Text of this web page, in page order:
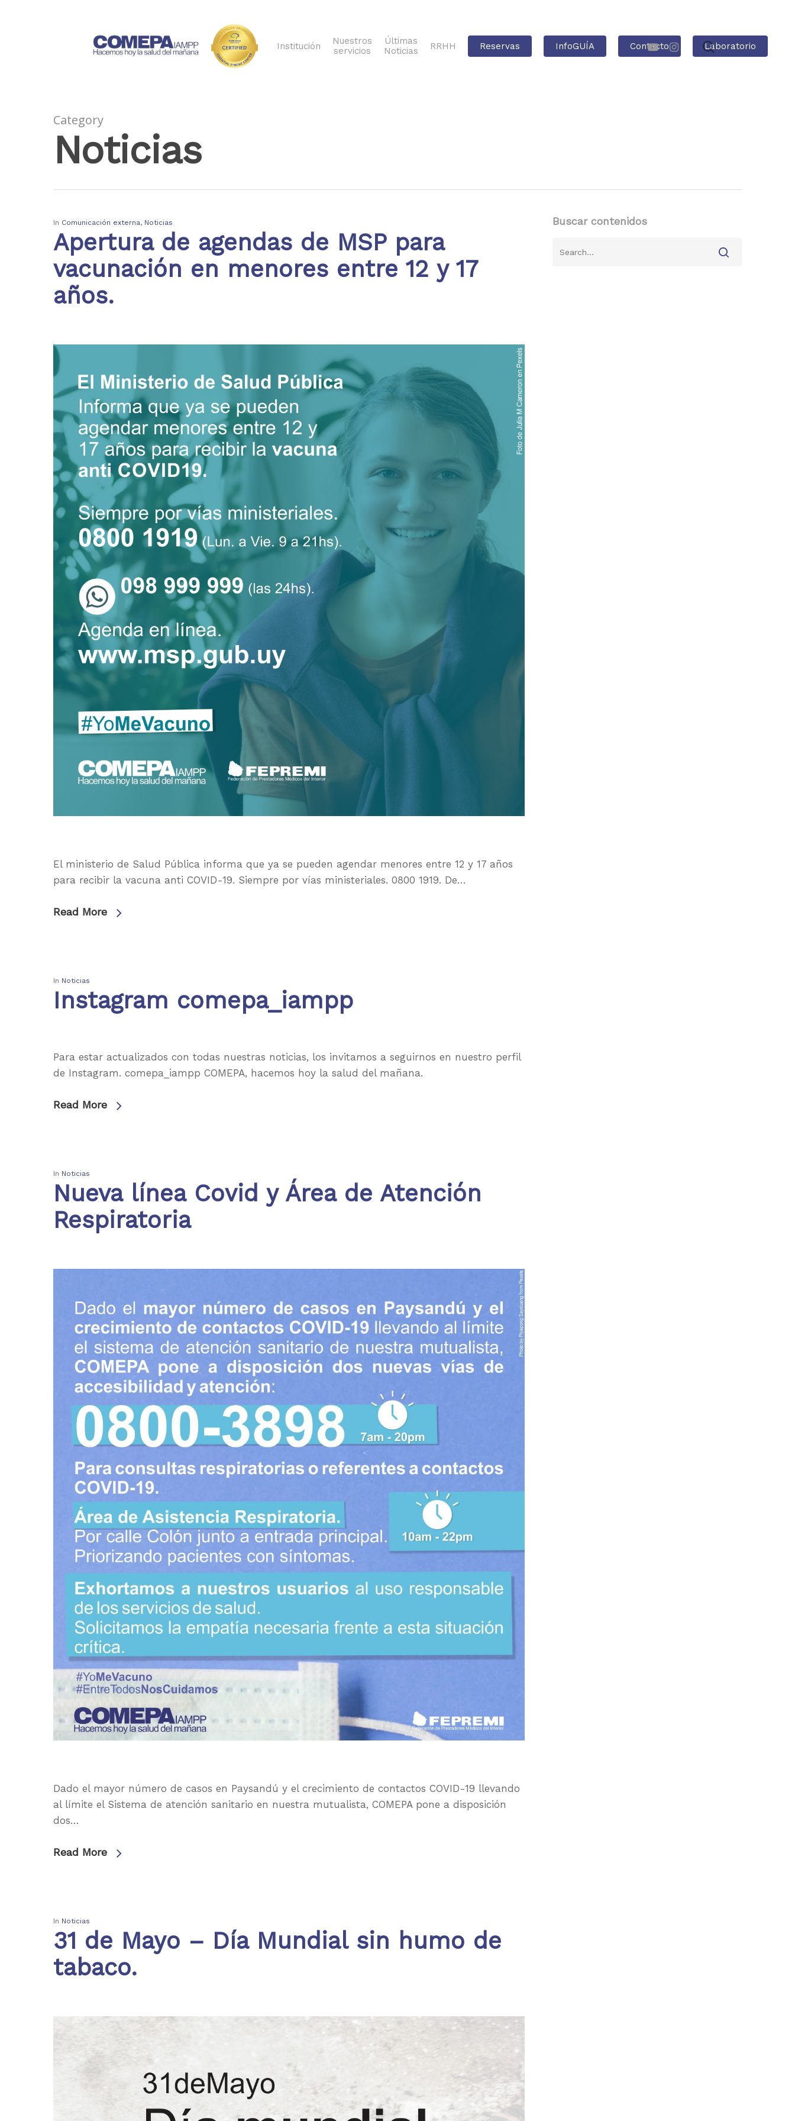
Hit enter to search or ESC to close
Institución
Nuestros
servicios
Últimas
Noticias
RRHH Reservas InfoGUÍA Contacto Laboratorio
Category
Noticias
In Comunicación externa, Noticias
Apertura de agendas de MSP para
vacunación en menores entre 12 y 17
años.
El ministerio de Salud Pública informa que ya se pueden agendar menores entre 12 y 17 años
para recibir la vacuna anti COVID-19. Siempre por vías ministeriales. 0800 1919. De…
Read More
In Noticias
Instagram comepa_iampp
Para estar actualizados con todas nuestras noticias, los invitamos a seguirnos en nuestro perfil
de Instagram. comepa_iampp COMEPA, hacemos hoy la salud del mañana.
Read More
In Noticias
Nueva línea Covid y Área de Atención
Respiratoria
Dado el mayor número de casos en Paysandú y el crecimiento de contactos COVID-19 llevando
al límite el Sistema de atención sanitario en nuestra mutualista, COMEPA pone a disposición
dos…
Read More
In Noticias
31 de Mayo – Día Mundial sin humo de
tabaco.
Buscar contenidos